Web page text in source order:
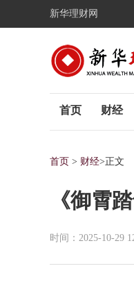
新华理财网
首页 财经
首页 > 财经>正文
《御霄
时间：2025-10-29